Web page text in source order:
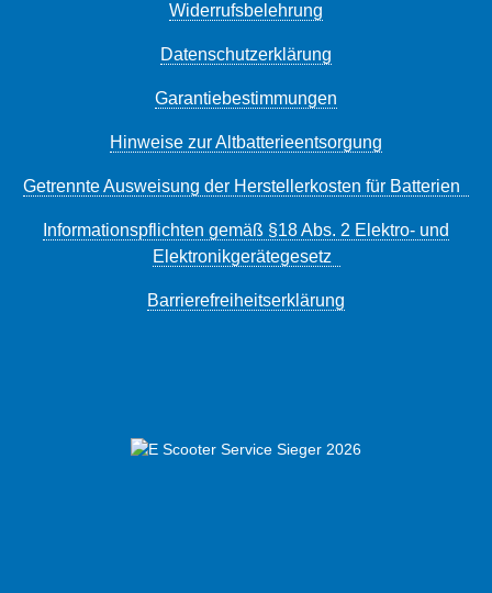
Widerrufsbelehrung
Datenschutzerklärung
Garantiebestimmungen
Hinweise zur Altbatterieentsorgung
Getrennte Ausweisung der Herstellerkosten für Batterien
Informationspflichten gemäß §18 Abs. 2 Elektro- und
Elektronikgerätegesetz
Barrierefreiheitserklärung